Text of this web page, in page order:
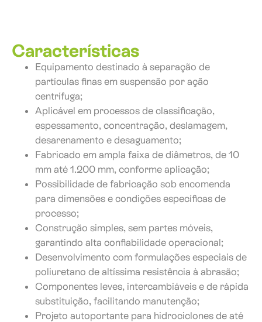
Características
Equipamento destinado à separação de
partículas finas em suspensão por ação
centrífuga;
Aplicável em processos de classificação,
espessamento, concentração, deslamagem,
desarenamento e desaguamento;
Fabricado em ampla faixa de diâmetros, de 10
mm até 1.200 mm, conforme aplicação;
Possibilidade de fabricação sob encomenda
para dimensões e condições específicas de
processo;
Construção simples, sem partes móveis,
garantindo alta confiabilidade operacional;
Desenvolvimento com formulações especiais de
poliuretano de altíssima resistência à abrasão;
Componentes leves, intercambiáveis e de rápida
substituição, facilitando manutenção;
Projeto autoportante para hidrociclones de até